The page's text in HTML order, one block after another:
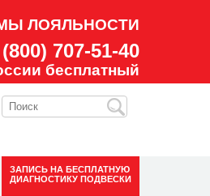
ЛОЯЛЬНОСТИ
707-51-40
бесплатный
ЗАПИСЬ НА БЕСПЛАТНУЮ
ДИАГНОСТИКУ ПОДВЕСКИ